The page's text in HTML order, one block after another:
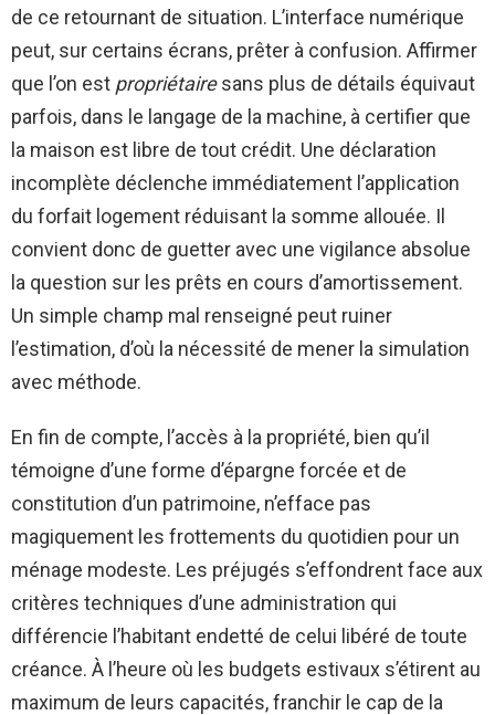
de ce retournant de situation. L’interface numérique
peut, sur certains écrans, prêter à confusion. Affirmer
que l’on est propriétairesans plus de détails équivaut
parfois, dans le langage de la machine, à certifier que
la maison est libre de tout crédit. Une déclaration
incomplète déclenche immédiatement l’application
du forfait logement réduisant la somme allouée. Il
convient donc de guetter avec une vigilance absolue
la question sur les prêts en cours d’amortissement.
Un simple champ mal renseigné peut ruiner
l’estimation, d’où la nécessité de mener la simulation
avec méthode.
En fin de compte, l’accès à la propriété, bien qu’il
témoigne d’une forme d’épargne forcée et de
constitution d’un patrimoine, n’efface pas
magiquement les frottements du quotidien pour un
ménage modeste. Les préjugés s’effondrent face aux
critères techniques d’une administration qui
différencie l’habitant endetté de celui libéré de toute
créance. À l’heure où les budgets estivaux s’étirent au
maximum de leurs capacités, franchir le cap de la